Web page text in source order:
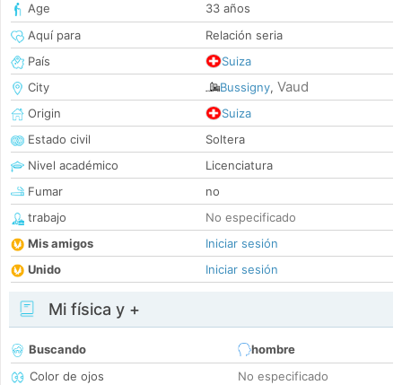
Age
33 años
Aquí para
Relación seria
País
Suiza
City
Bussigny, Vaud
Origin
Suiza
Estado civil
Soltera
Nivel académico
Licenciatura
Fumar
no
trabajo
No especificado
Mis amigos
Iniciar sesión
Unido
Iniciar sesión
Mi física y +
Buscando
hombre
Color de ojos
No especificado